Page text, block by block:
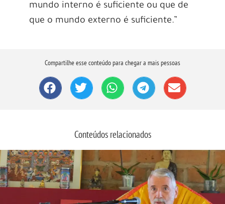
mundo interno é suficiente ou que de
que o mundo externo é suficiente.”
Compartilhe esse conteúdo para chegar a mais pessoas
Conteúdos relacionados